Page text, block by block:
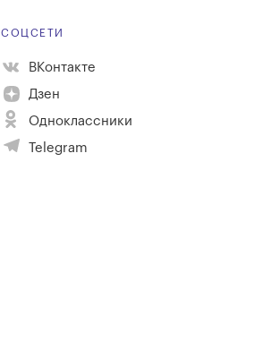
СОЦСЕТИ
ВКонтакте
Дзен
Одноклассники
Telegram